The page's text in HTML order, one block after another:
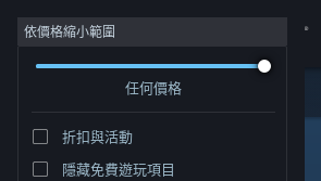
登入
社群
依價格縮小範圍
任何價格
折扣與活動
隱藏免費遊玩項目
開發人員: Benjamin Mathis